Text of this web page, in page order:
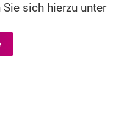
sich hierzu unter